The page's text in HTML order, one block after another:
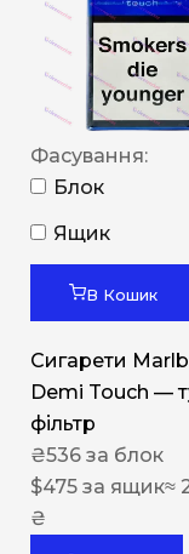
Фасування:
Блок
Ящик
В Кошик
Сигарети
Demi Touch —
фільтр
₴536 за блок
$475 за ящик≈
₴